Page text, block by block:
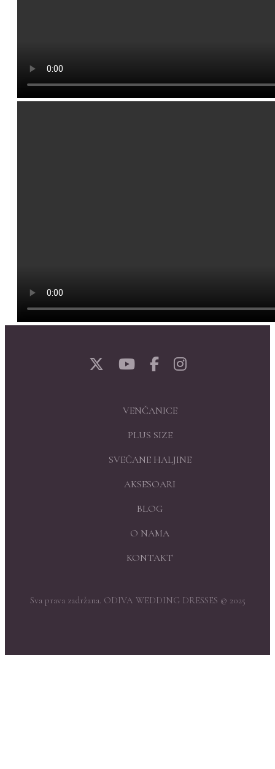
VENČANICE
PLUS SIZE
SVEČANE HALJINE
AKSESOARI
BLOG
O NAMA
KONTAKT
Sva prava zadržana. ODIVA WEDDING DRESSES © 2025